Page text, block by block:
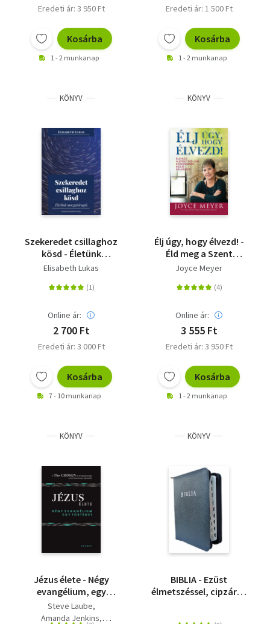
Eredeti ár: 3 950 Ft
Kosárba
1 - 2 munkanap
Eredeti ár: 1 500 Ft
Kosárba
1 - 2 munkanap
KÖNYV
Szekeredet csillaghoz
kösd - Életünk
mozgatórugói
Elisabeth Lukas
Online ár:
2 700 Ft
Eredeti ár: 3 000 Ft
Kosárba
7 - 10 munkanap
KÖNYV
Élj úgy, hogy élvezd! -
Éld meg a Szent
Szellem követésében
Joyce Meyer
Online ár:
3 555 Ft
Eredeti ár: 3 950 Ft
Kosárba
1 - 2 munkanap
KÖNYV
Jézus élete - Négy
evangélium, egy
történet
Steve Laube
Amanda Jenkins
KÖNYV
BIBLIA - Ezüst
élmetszéssel, cipzáras